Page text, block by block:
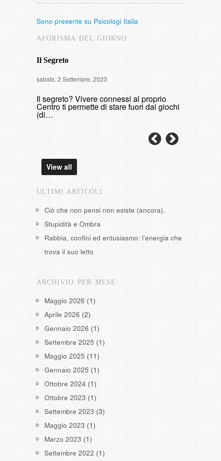
Sono presente su Psicologi Italia
AFORISMA DEL GIORNO
Il Segreto
sabato, 2 Settembre, 2023
Il segreto? Vivere connessi al proprio
Centro ti permette di stare fuori dai giochi
(di…
View all
ULTIMI ARTICOLI
Ciò che non pensi non esiste (ancora).
Stupidità e Ombra
Rabbia, confini ed entusiasmo: l’energia che
trova il suo letto
ARCHIVIO PER MESE
Maggio 2026 (1)
Aprile 2026 (2)
Gennaio 2026 (1)
Settembre 2025 (1)
Maggio 2025 (11)
Gennaio 2025 (1)
Ottobre 2024 (1)
Ottobre 2023 (1)
Settembre 2023 (3)
Maggio 2023 (1)
Marzo 2023 (1)
Settembre 2022 (1)